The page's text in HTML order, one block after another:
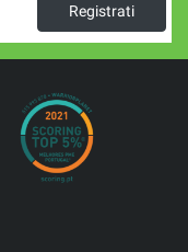
Registrati